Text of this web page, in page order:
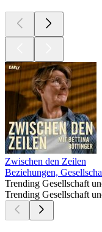
Zwischen den Zeilen
Beziehungen,
Trending Gesellschaft
Trending Gesellschaft